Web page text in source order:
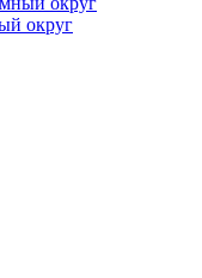
округ